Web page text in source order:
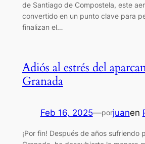
de Santiago de Compostela, este
convertido en un punto clave para
finalizan el…
Adiós al estrés del
Granada
Feb 16, 2025—porjuanen
¡Por fin! Después de años sufriendo